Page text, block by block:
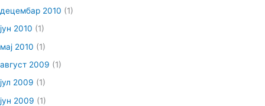
децембар 2010 (1)
јун 2010 (1)
мај 2010 (1)
август 2009 (1)
јул 2009 (1)
јун 2009 (1)